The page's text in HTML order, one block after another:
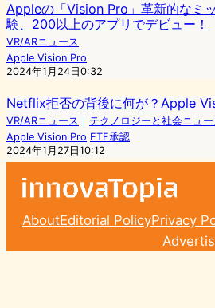
Appleの「Vision Pro」革新的なミ
験、200以上のアプリでデビュー！
VR/ARニュース
Apple Vision Pro
2024年1月24日0:32
Netflix拒否の背後に何が？Apple
VR/ARニュース ｜ テクノロジーと社会ニュー
Apple Vision Pro ETF承認
2024年1月27日10:12
AboutEditorial PolicyPrivacy